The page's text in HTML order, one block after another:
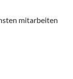
mitarbeiten